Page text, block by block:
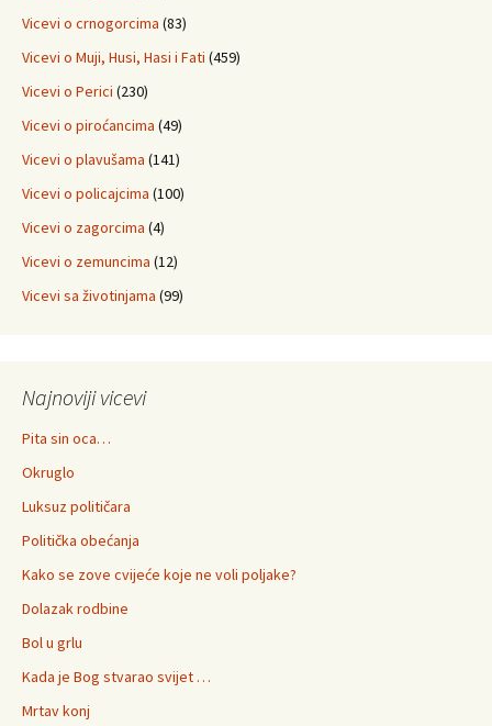
Vicevi o crnogorcima (83)
Vicevi o Muji, Husi, Hasi i Fati (459)
Vicevi o Perici (230)
Vicevi o piroćancima (49)
Vicevi o plavušama (141)
Vicevi o policajcima (100)
Vicevi o zagorcima (4)
Vicevi o zemuncima (12)
Vicevi sa životinjama (99)
Najnoviji vicevi
Pita sin oca…
Okruglo
Luksuz političara
Politička obećanja
Kako se zove cvijeće koje ne voli poljake?
Dolazak rodbine
Bol u grlu
Kada je Bog stvarao svijet …
Mrtav konj